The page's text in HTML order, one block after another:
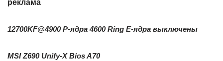
реклама
12700KF@4900 P-ядра 4600 Ring Е-ядра выключены
MSI Z690 Unify-X Bios A70